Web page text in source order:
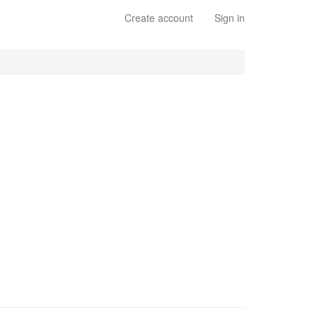
Create account Sign in